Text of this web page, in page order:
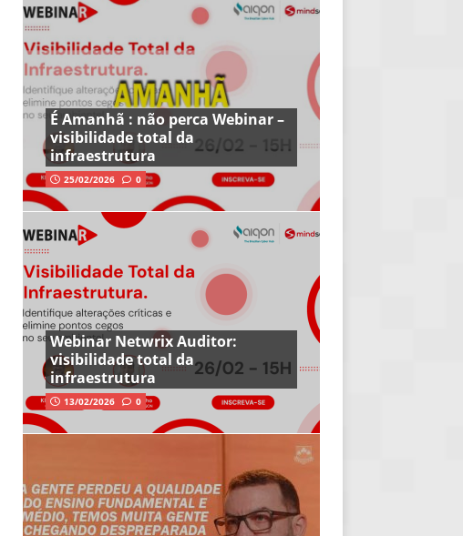
É Amanhã : não perca Webinar –
visibilidade total da
infraestrutura
25/02/2026 0
Webinar Netwrix Auditor:
visibilidade total da
infraestrutura
13/02/2026 0